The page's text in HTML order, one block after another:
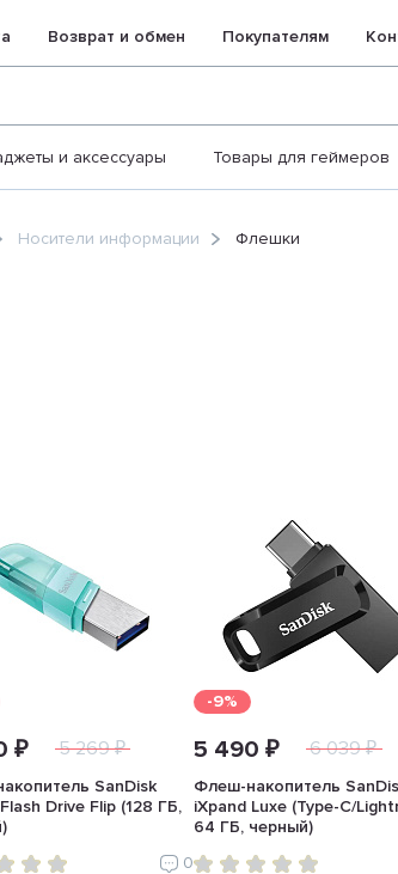
Возврат и обмен Покупателям
и аксессуары Товары для геймеров
Носители информации Флешки
₽ 5 269 ₽
SanDisk
Drive Flip (128 ГБ,
0
-9%
5 490 ₽ 6 039 ₽
Флеш-накопитель
iXpand Luxe (Type-C/
64 ГБ, черный)